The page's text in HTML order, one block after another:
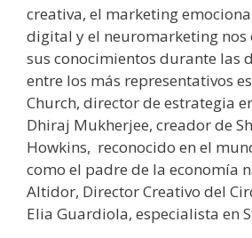
creativa, el marketing
digital y el neuromarketing
sus conocimientos durante las
entre los más representativos
Church, director de estrategia
Dhiraj Mukherjee, creador de
Howkins, reconocido en el
como el padre de la economía
Altidor, Director Creativo del
Elia Guardiola, especialista en